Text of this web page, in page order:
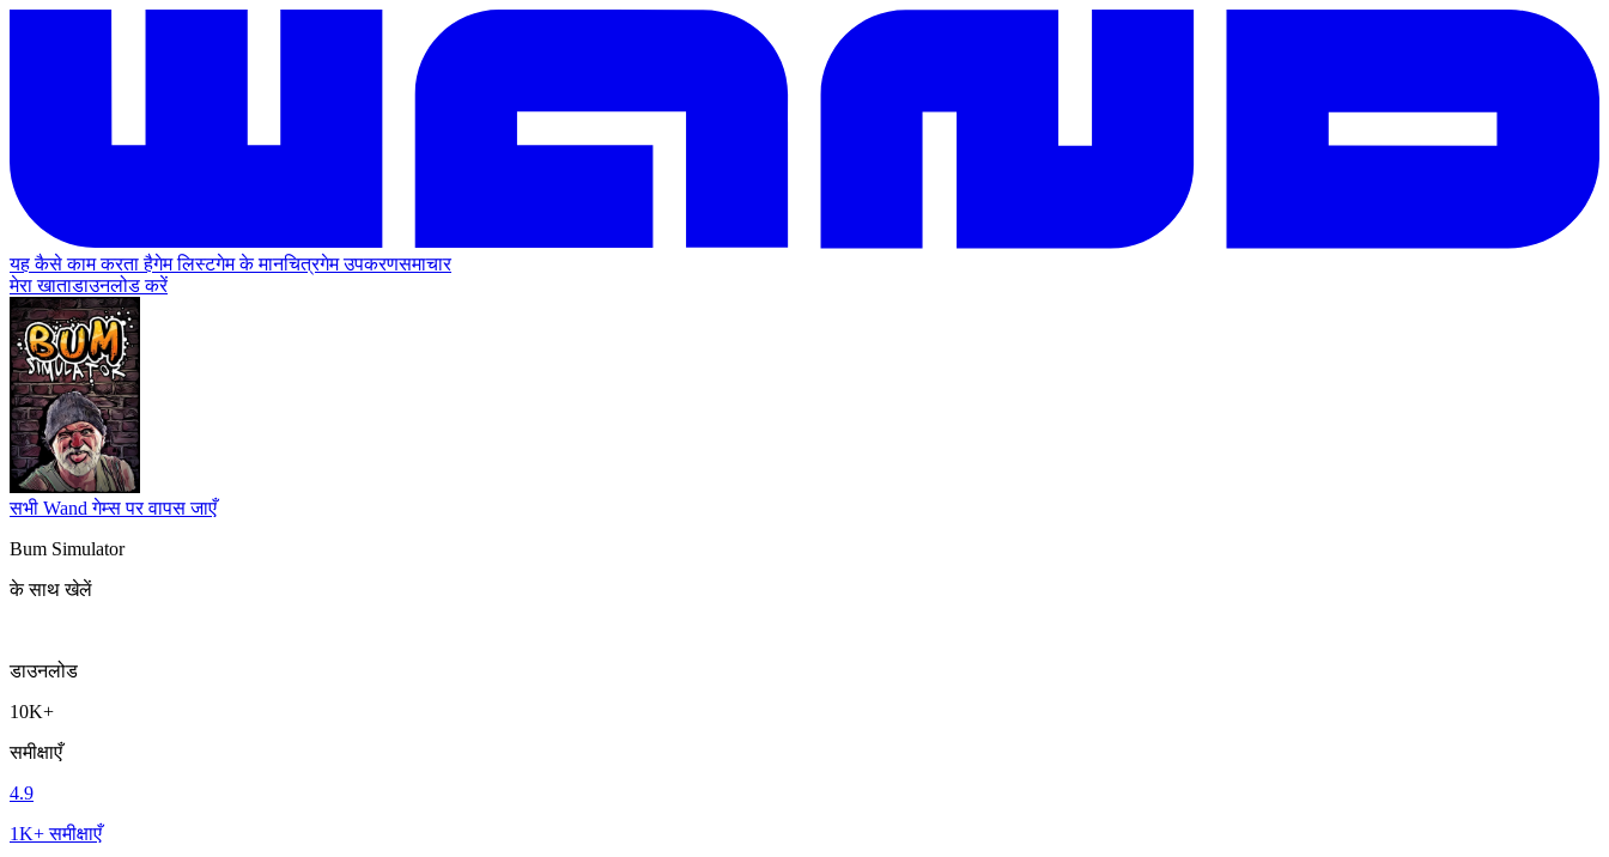
यह कैसे काम करता हैगेम लिस्टगेम के मानचित्रगेम उपकरणसमाचार
मेरा खाताडाउनलोड करें
सभी Wand गेम्स पर वापस जाएँ
Bum Simulator
के साथ खेलें
डाउनलोड
10K+
समीक्षाएँ
4.9
1K+ समीक्षाएँ